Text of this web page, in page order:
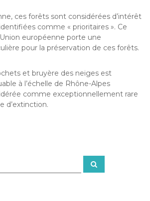
ces forêts sont considérées d’intérêt
comme « prioritaires ». Ce
européenne porte une
pour la préservation de ces forêts.
et bruyère des neiges est
à l’échelle de Rhône-Alpes
comme exceptionnellement rare
d’extinction.
Search